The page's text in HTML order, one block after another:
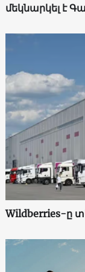
մեկնարկել է
Wildberries-ը